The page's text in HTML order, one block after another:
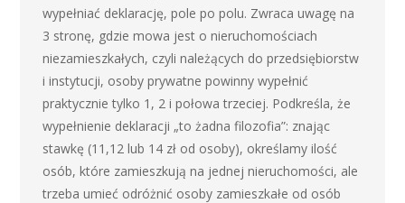
wypełniać deklarację, pole po polu. Zwraca uwagę na
3 stronę, gdzie mowa jest o nieruchomościach
niezamieszkałych, czyli należących do przedsiębiorstw
i instytucji, osoby prywatne powinny wypełnić
praktycznie tylko 1, 2 i połowa trzeciej. Podkreśla, że
wypełnienie deklaracji „to żadna filozofia”: znając
stawkę (11,12 lub 14 zł od osoby), określamy ilość
osób, które zamieszkują na jednej nieruchomości, ale
trzeba umieć odróżnić osoby zamieszkałe od osób